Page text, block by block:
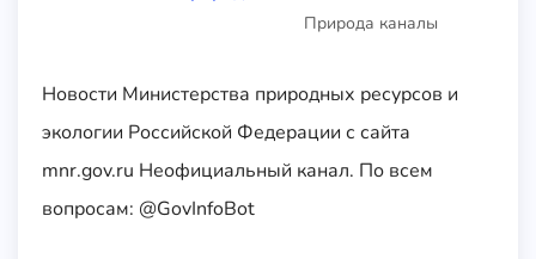
Природа каналы
Новости Министерства природных ресурсов и
экологии Российской Федерации с сайта
mnr.gov.ru Неофициальный канал. По всем
вопросам: @GovInfoBot